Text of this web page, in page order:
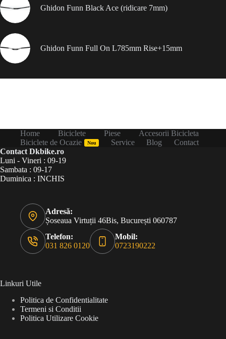
Ghidon Funn Black Ace (ridicare 7mm)
Ghidon Funn Full On L785mm Rise+15mm
Home Biciclete Piese
Accesorii Bicicleta
Biciclete de Ocazie
Nou Service Blog
Contact
Contact Dkbike.ro
Luni - Vineri : 09-19
Sambata : 09-17
Duminica : INCHIS
Adresă:
Șoseaua Virtuții 46Bis, București 060787
Telefon:
031 826 0120
Mobil:
0723190222
Linkuri Utile
Politica de Confidentialitate
Termeni si Conditii
Politica Utilizare Cookie